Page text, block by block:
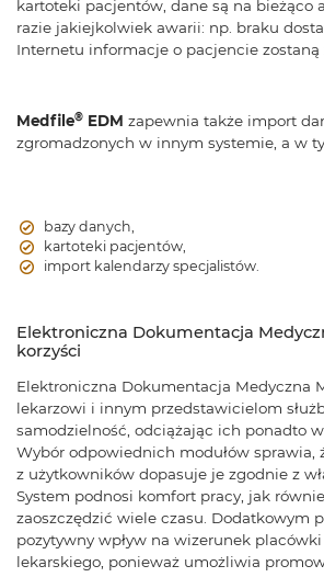
kartoteki pacjentów, dane są na bieżąco
razie jakiejkolwiek awarii: np. braku
Internetu informacje o pacjencie zostaną
Medfile® EDM zapewnia także import
zgromadzonych w innym systemie, a w
bazy danych,
kartoteki pacjentów,
import kalendarzy specjalistów.
Elektroniczna Dokumentacja
korzyści
Elektroniczna Dokumentacja Medyczna
lekarzowi i innym przedstawicielom
samodzielność, odciążając ich ponadto
Wybór odpowiednich modułów sprawia,
z użytkowników dopasuje je zgodnie z
System podnosi komfort pracy, jak
zaoszczędzić wiele czasu. Dodatkowym
pozytywny wpływ na wizerunek
lekarskiego, ponieważ umożliwia